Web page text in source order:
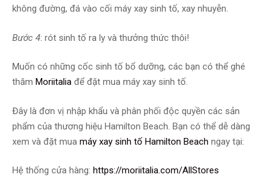
không đường, đá vào cối máy xay sinh tố, xay nhuyễn.
Bước 4: rót sinh tố ra ly và thưởng thức thôi!
Muốn có những cốc sinh tố bổ dưỡng, các bạn có thể ghé
thăm Moriitalia để đặt mua máy xay sinh tố.
Đây là đơn vị nhập khẩu và phân phối độc quyền các sản
phẩm của thương hiệu Hamilton Beach. Bạn có thể dễ dàng
xem và đặt mua máy xay sinh tố Hamilton Beach ngay tại:
Hệ thống cửa hàng: https://moriitalia.com/AllStores